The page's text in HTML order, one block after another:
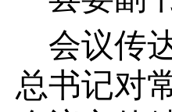
会议传
总书记对